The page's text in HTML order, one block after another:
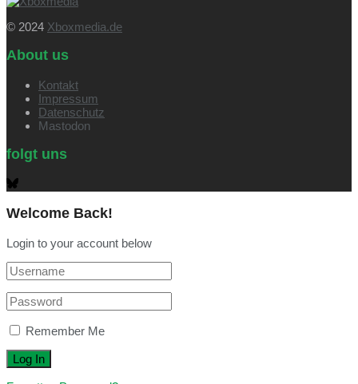
© 2024 Xboxmedia.de
About us
Kontakt
Impressum
Datenschutz
Mastodon
folgt uns
Welcome Back!
Login to your account below
Remember Me